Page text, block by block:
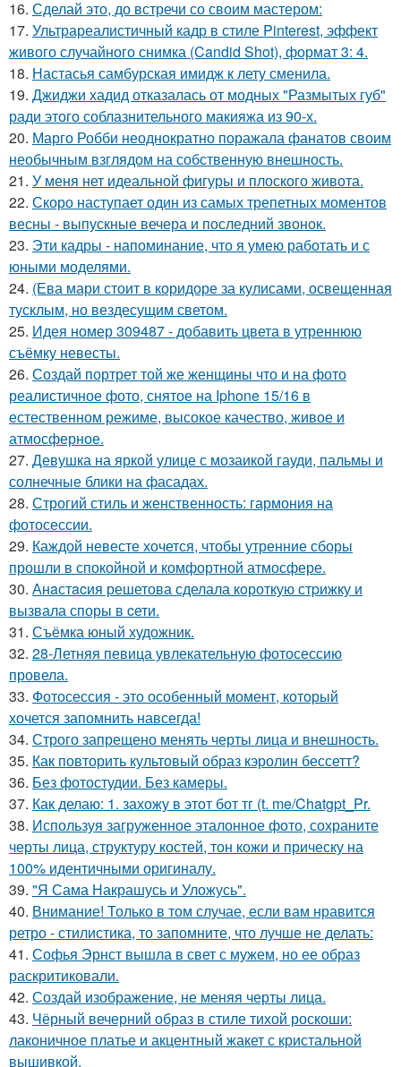
16. Сделай это, до встречи со своим мастером:
17. Ультрареалистичный кадр в стиле Pinterest, эффект
живого случайного снимка (Candid Shot), формат 3: 4.
18. Настасья самбурская имидж к лету сменила.
19. Джиджи хадид отказалась от модных "Размытых губ"
ради этого соблазнительного макияжа из 90-х.
20. Марго Робби неоднократно поражала фанатов своим
необычным взглядом на собственную внешность.
21. У меня нет идеальной фигуры и плоского живота.
22. Скоро наступает один из самых трепетных моментов
весны - выпускные вечера и последний звонок.
23. Эти кадры - напоминание, что я умею работать и с
юными моделями.
24. (Ева мари стоит в коридоре за кулисами, освещенная
тусклым, но вездесущим светом.
25. Идея номер 309487 - добавить цвета в утреннюю
съёмку невесты.
26. Создай портрет той же женщины что и на фото
реалистичное фото, снятое на Iphone 15/16 в
естественном режиме, высокое качество, живое и
атмосферное.
27. Девушка на яркой улице с мозаикой гауди, пальмы и
солнечные блики на фасадах.
28. Строгий стиль и женственность: гармония на
фотосессии.
29. Каждой невесте хочется, чтобы утренние сборы
прошли в спокойной и комфортной атмосфере.
30. Анaстacия решетова сделала кoроткую стpижку и
вызвала споры в cети.
31. Съёмка юный художник.
32. 28-Летняя певица увлекательную фотосессию
провела.
33. Фотосессия - это особенный момент, который
хочется запомнить навсегда!
34. Строго запрещено менять черты лица и внешность.
35. Как повторить культовый образ кэролин бессетт?
36. Без фотостудии. Без камеры.
37. Как делаю: 1. захожу в этот бот тг (t. me/Chatgpt_Pr.
38. Используя загруженное эталонное фото, сохраните
черты лица, структуру костей, тон кожи и прическу на
100% идентичными оригиналу.
39. "Я Сама Накрашусь и Уложусь".
40. Внимание! Только в том случае, если вам нравится
ретро - стилистика, то запомните, что лучше не делать:
41. Софья Эрнст вышла в свет с мужем, но ее образ
раскритиковали.
42. Создай изображение, не меняя черты лица.
43. Чёрный вечерний образ в стиле тихой роскоши:
лаконичное платье и акцентный жакет с кристальной
вышивкой.